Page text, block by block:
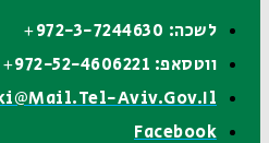
לשכה: 972-3-7244630+
ווטסאפ: 972-52-4606221+
Aviv.gov.il
Facebook